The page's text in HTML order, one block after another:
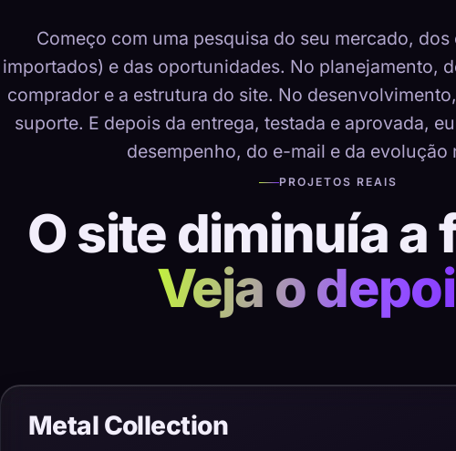
Começo com uma pesquisa do seu mercado,
importados) e das oportunidades. No planejamento,
comprador e a estrutura do site. No
suporte. E depois da entrega, testada e aprovada,
desempenho, do e-mail e da evolução
PROJETOS REAIS
O site diminuía a
Veja o
Metal Collection